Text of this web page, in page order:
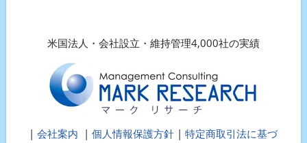
米国法人・会社設立・維持管理4,000社の実績
|会社案内 | 個人情報保護方針 | 特定商取引法に基づ